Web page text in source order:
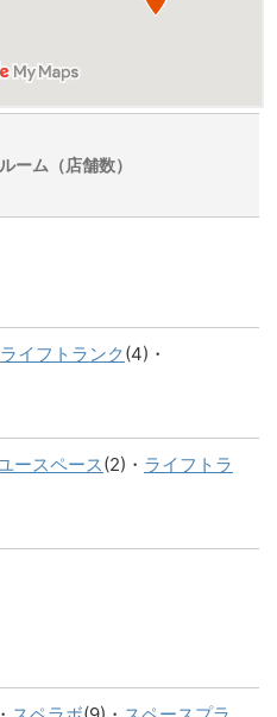
ーム（店舗数）
ライフトランク(4)・
ースペース(2)・ ライフトラ